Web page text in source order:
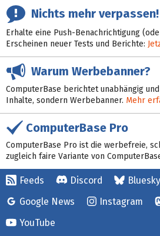
Nichts mehr verpassen!
Erhalte eine Push-Benachrichtigung
Erscheinen neuer Tests und Berichte:
Warum Werbebanner?
ComputerBase berichtet unabhängig
Inhalte, sondern Werbebanner. Mehr
ComputerBase Pro
ComputerBase Pro ist die werbefreie,
zugleich faire Variante von
Feeds Discord Bluesky
Google News
Instagram
YouTube